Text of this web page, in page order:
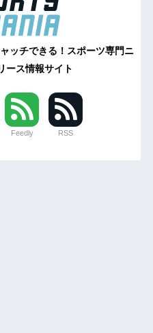
ッチできる！スポーツ専門ニ
ース情報サイト
Feedly RSS